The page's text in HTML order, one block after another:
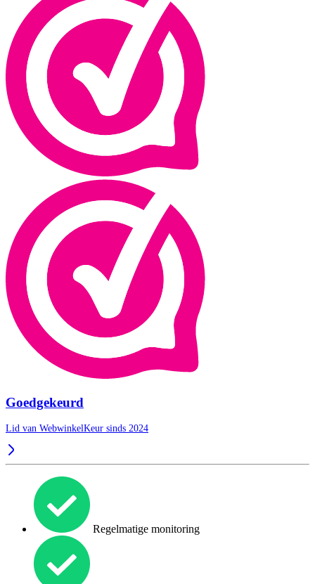
Goedgekeurd
Lid van WebwinkelKeur sinds 2024
Regelmatige monitoring